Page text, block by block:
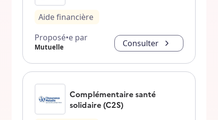
Aide financière
Proposé•e par
Mutuelle Consulter
Complémentaire santé
solidaire (C2S)